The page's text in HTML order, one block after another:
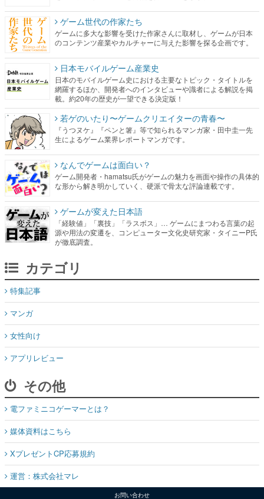
ゲーム世代の作家たち
ゲームに多大な影響を受けた作家さんに取材し、ゲームが日本
のコンテンツ産業やカルチャーに与えた影響を探る企画です。
日本モバイルゲーム産業史
日本のモバイルゲーム史における主要なトピック・タイトルを
網羅するほか、開発者へのインタビューや識者による解説を掲
載。約20年の歴史が一望できる決定版！
若ゲのいたり〜ゲームクリエイターの青春〜
『うつヌケ』『ペンと箸』等で知られるマンガ家・田中圭一先
生によるゲーム業界レポートマンガです。
なんでゲームは面白い？
ゲーム開発者・hamatsu氏がゲームの魅力を画面や操作の具体的
な形から解き明かしていく、硬派で骨太な評論連載です。
ゲームが変えた日本語
「経験値」「裏技」「ラスボス」… ゲームにまつわる言葉の起
源や用法の変遷を、コンピューター文化史研究家・タイニーP氏
が徹底調査。
カテゴリ
特集記事
マンガ
女性向け
アプリレビュー
その他
電ファミニコゲーマーとは？
媒体資料はこちら
XプレゼントCP応募規約
運営：株式会社マレ
お問い合わせ